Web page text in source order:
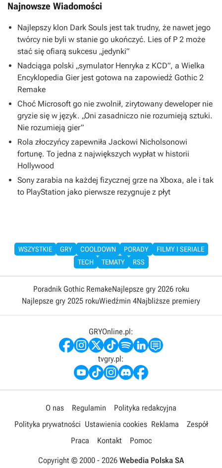
Najnowsze Wiadomości
Najlepszy klon Dark Souls jest tak trudny, że nawet jego
twórcy nie byli w stanie go ukończyć. Lies of P 2 może
stać się ofiarą sukcesu „jedynki”
Nadciąga polski „symulator Henryka z KCD”, a Wielka
Encyklopedia Gier jest gotowa na zapowiedź Gothic 2
Remake
Choć Microsoft go nie zwolnił, zirytowany deweloper nie
gryzie się w język. „Oni zasadniczo nie rozumieją sztuki.
Nie rozumieją gier”
Rola złoczyńcy zapewniła Jackowi Nicholsonowi
fortunę. To jedna z największych wypłat w historii
Hollywood
Sony zarabia na każdej fizycznej grze na Xboxa, ale i tak
to PlayStation jako pierwsze rezygnuje z płyt
WSZYSTKIE GRY COOLDOWN PORADY
FILMY I SERIALE
TECH
TEMATY RSS
Poradnik Gothic RemakeNajlepsze gry 2026 roku
Najlepsze gry 2025 rokuWiedźmin 4Najbliższe premiery
GRYOnline.pl:
tvgry.pl:
O nas Regulamin
Polityka redakcyjna
Polityka prywatności Ustawienia cookies Reklama
Zespół
Praca
Kontakt Pomoc
Copyright © 2000 - 2026 Webedia Polska SA